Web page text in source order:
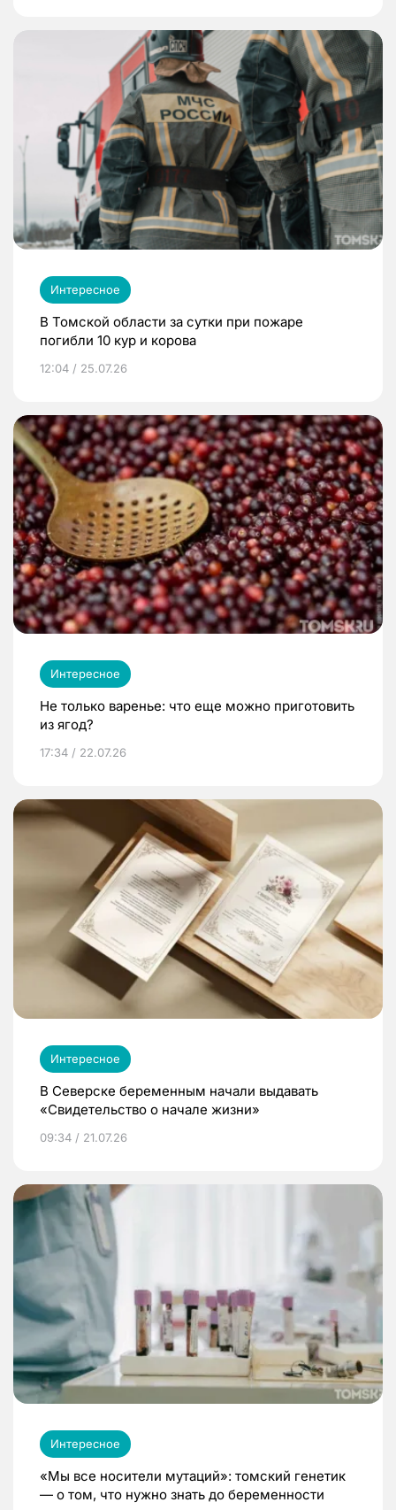
Интересное
В Томской области за сутки при пожаре
погибли 10 кур и корова
12:04 / 25.07.26
Интересное
Не только варенье: что еще можно приготовить
из ягод?
17:34 / 22.07.26
Интересное
В Северске беременным начали выдавать
«Свидетельство о начале жизни»
09:34 / 21.07.26
Интересное
«Мы все носители мутаций»: томский генетик
— о том, что нужно знать до беременности